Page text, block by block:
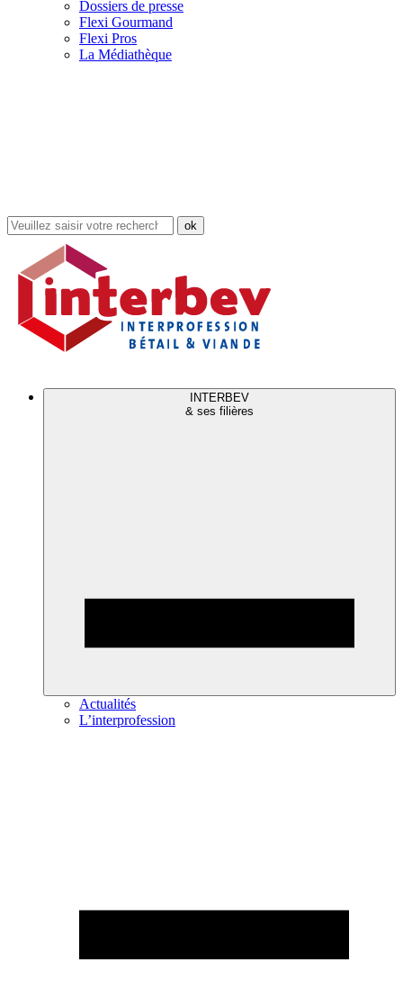
Dossiers de presse
Flexi Gourmand
Flexi Pros
La Médiathèque
Rechercher
dans
site
INTERBEV
& ses filières
Actualités
L’interprofession